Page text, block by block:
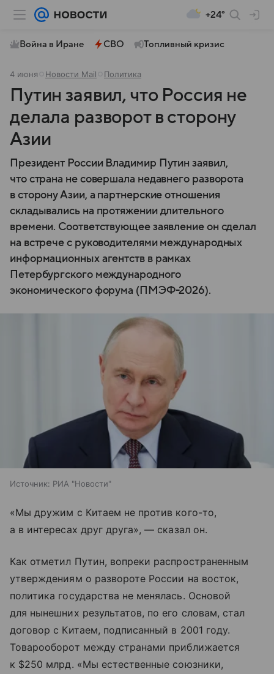
+24°
Война в Иране СВО Топливный кризис
4 июня Новости Mail Политика
Путин заявил, что Россия не
делала разворот в сторону
Азии
Президент России Владимир Путин заявил,
что страна не совершала недавнего разворота
в сторону Азии, а партнерские отношения
складывались на протяжении длительного
времени. Соответствующее заявление он сделал
на встрече с руководителями международных
информационных агентств в рамках
Петербургского международного
экономического форума (ПМЭФ-2026).
Источник: РИА "Новости"
«Мы дружим с Китаем не против кого-то,
а в интересах друг друга», — сказал он.
Как отметил Путин, вопреки распространенным
утверждениям о развороте России на восток,
политика государства не менялась. Основой
для нынешних результатов, по его словам, стал
договор с Китаем, подписанный в 2001 году.
Товарооборот между странами приближается
к $250 млрд. «Мы естественные союзники,